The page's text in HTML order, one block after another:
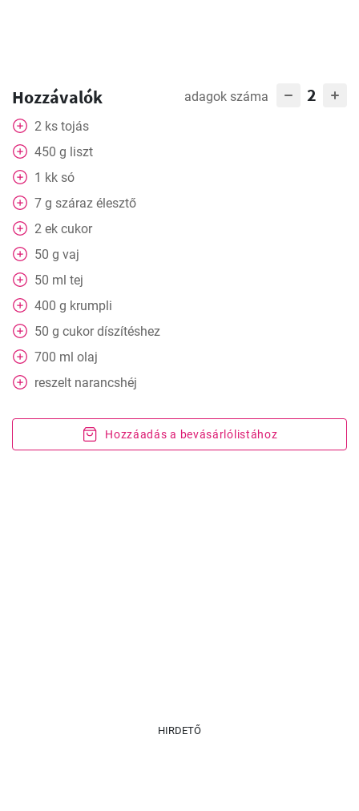
Hozzávalók adagok száma 2
2 ks tojás
450 g liszt
1 kk só
7 g száraz élesztő
2 ek cukor
50 g vaj
50 ml tej
400 g krumpli
50 g cukor díszítéshez
700 ml olaj
reszelt narancshéj
Hozzáadás a bevásárlólistához
HIRDETŐ